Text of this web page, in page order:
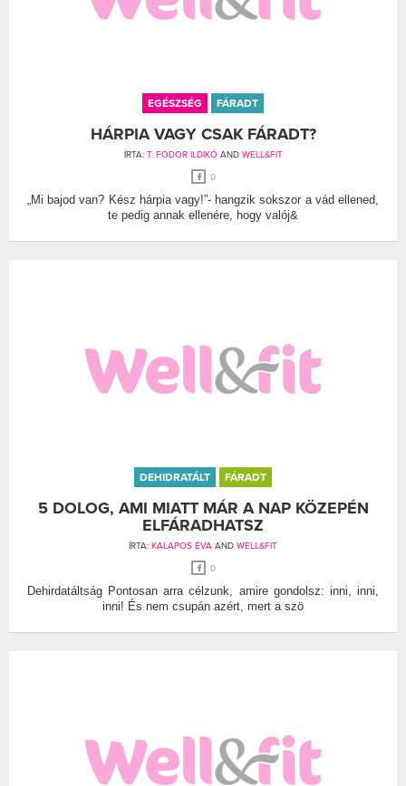
EGÉSZSÉG FÁRADT
HÁRPIA VAGY CSAK FÁRADT?
ÍRTA: T. FODOR ILDIKÓ AND WELL&FIT
0
„Mi bajod van? Kész hárpia vagy!”- hangzik sokszor a vád ellened,
te pedig annak ellenére, hogy valój&
DEHIDRATÁLT FÁRADT
5 DOLOG, AMI MIATT MÁR A NAP KÖZEPÉN
ELFÁRADHATSZ
ÍRTA: KALAPOS ÉVA AND WELL&FIT
0
Dehirdatáltság Pontosan arra célzunk, amire gondolsz: inni, inni,
inni! És nem csupán azért, mert a szö